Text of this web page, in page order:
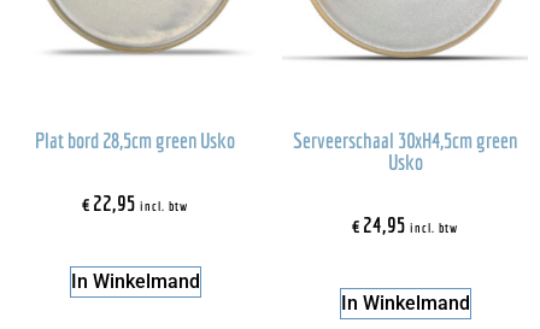
Plat bord 28,5cm green Usko
€22,95 incl. btw
In Winkelmand
Serveerschaal 30xH4,5cm green
Usko
€24,95 incl. btw
In Winkelmand